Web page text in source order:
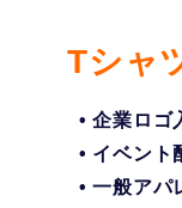
Tシャ
• 企業ロゴ
• イベント
• 一般アパ